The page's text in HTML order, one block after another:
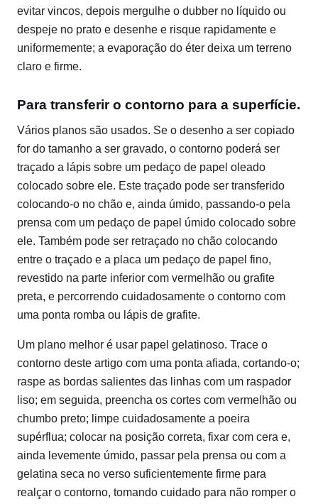
evitar vincos, depois mergulhe o dubber no líquido ou
despeje no prato e desenhe e risque rapidamente e
uniformemente; a evaporação do éter deixa um terreno
claro e firme.
Para transferir o contorno para a superfície.
Vários planos são usados. Se o desenho a ser copiado
for do tamanho a ser gravado, o contorno poderá ser
traçado a lápis sobre um pedaço de papel oleado
colocado sobre ele. Este traçado pode ser transferido
colocando-o no chão e, ainda úmido, passando-o pela
prensa com um pedaço de papel úmido colocado sobre
ele. Também pode ser retraçado no chão colocando
entre o traçado e a placa um pedaço de papel fino,
revestido na parte inferior com vermelhão ou grafite
preta, e percorrendo cuidadosamente o contorno com
uma ponta romba ou lápis de grafite.
Um plano melhor é usar papel gelatinoso. Trace o
contorno deste artigo com uma ponta afiada, cortando-o;
raspe as bordas salientes das linhas com um raspador
liso; em seguida, preencha os cortes com vermelhão ou
chumbo preto; limpe cuidadosamente a poeira
supérflua; colocar na posição correta, fixar com cera e,
ainda levemente úmido, passar pela prensa ou com a
gelatina seca no verso suficientemente firme para
realçar o contorno, tomando cuidado para não romper o